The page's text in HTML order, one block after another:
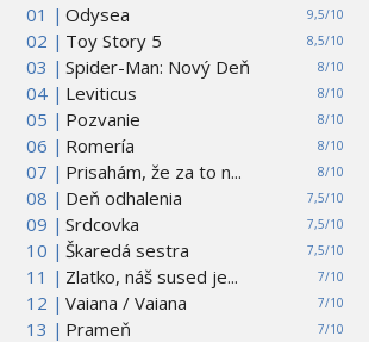
01 | 9,5/10
Odysea
02 |
8,5/10
Toy Story 5
03 |
8/10
Spider-Man: Nový Deň
04 |
8/10
Leviticus
05 |
8/10
Pozvanie
06 |
8/10
Romería
07 |
8/10
Prisahám, že za to n...
08 |
7,5/10
Deň odhalenia
09 |
7,5/10
Srdcovka
10 |
7,5/10
Škaredá sestra
11 |
7/10
Zlatko, náš sused je...
12 |
7/10
Vaiana / Vaiana
13 |
7/10
Prameň